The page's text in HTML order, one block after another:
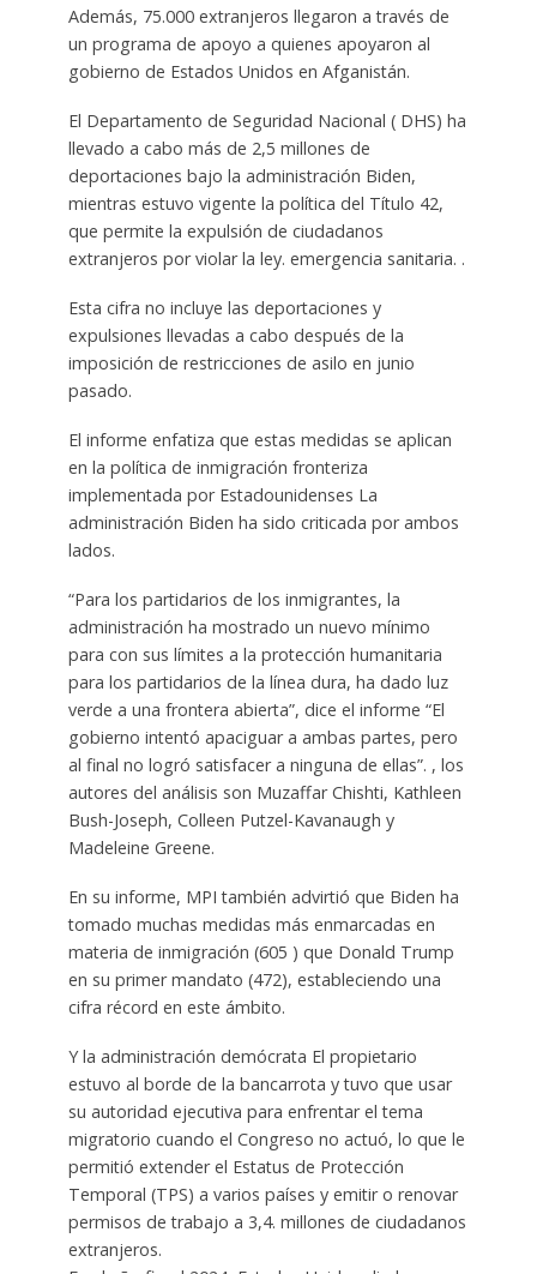
Además, 75.000 extranjeros llegaron a través de
un programa de apoyo a quienes apoyaron al
gobierno de Estados Unidos en Afganistán.
El Departamento de Seguridad Nacional ( DHS) ha
llevado a cabo más de 2,5 millones de
deportaciones bajo la administración Biden,
mientras estuvo vigente la política del Título 42,
que permite la expulsión de ciudadanos
extranjeros por violar la ley. emergencia sanitaria. .
Esta cifra no incluye las deportaciones y
expulsiones llevadas a cabo después de la
imposición de restricciones de asilo en junio
pasado.
El informe enfatiza que estas medidas se aplican
en la política de inmigración fronteriza
implementada por Estadounidenses La
administración Biden ha sido criticada por ambos
lados.
“Para los partidarios de los inmigrantes, la
administración ha mostrado un nuevo mínimo
para con sus límites a la protección humanitaria
para los partidarios de la línea dura, ha dado luz
verde a una frontera abierta”, dice el informe “El
gobierno intentó apaciguar a ambas partes, pero
al final no logró satisfacer a ninguna de ellas”. , los
autores del análisis son Muzaffar Chishti, Kathleen
Bush-Joseph, Colleen Putzel-Kavanaugh y
Madeleine Greene.
En su informe, MPI también advirtió que Biden ha
tomado muchas medidas más enmarcadas en
materia de inmigración (605 ) que Donald Trump
en su primer mandato (472), estableciendo una
cifra récord en este ámbito.
Y la administración demócrata El propietario
estuvo al borde de la bancarrota y tuvo que usar
su autoridad ejecutiva para enfrentar el tema
migratorio cuando el Congreso no actuó, lo que le
permitió extender el Estatus de Protección
Temporal (TPS) a varios países y emitir o renovar
permisos de trabajo a 3,4. millones de ciudadanos
extranjeros.